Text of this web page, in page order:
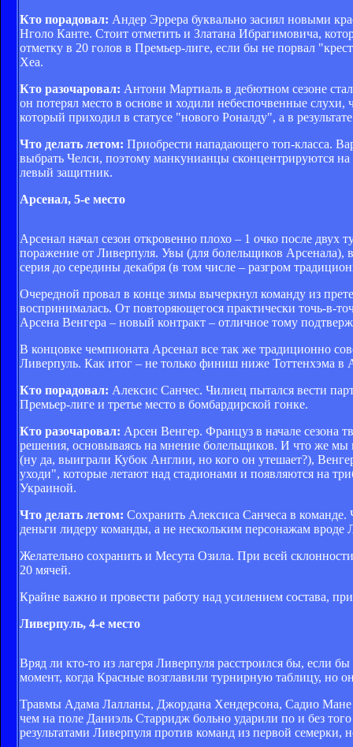
Кто порадовал: Андер Эррера буквально засиял новыми
Нголо Канте. Стоит отметить и Златана Ибрагимовича,
отметку в 20 голов в Премьер-лиге, если бы не порвал
Хеа.
Кто разочаровал: Антони Мартиаль в дебютном сезоне
он потерял место в основе и ходили небеспочвенные
который приходил в статусе "нового Роналду", а в
Что делать летом: Приобрести нападающего топ-класса.
выбрать Челси, поэтому манкунианцы сконцентрируются
левый защитник.
Арсенал, 5-е место
Арсенал начал сезон откровенно плохо – 1 очко после двух
поражение от Ливерпуля. Увы (для болельщиков Арсенала),
серия до середины декабря (в том числе – разгром
Очередной провал в конце зимы вычеркнул команду из
воспринималась. От повторяющегося практически точь-в-
Арсена Венгера – новый контракт – отличное тому
В концовке чемпионата Арсенал все так же традиционно
Ливерпуль. Как итог – не только финиш ниже Тоттенхэма
Кто порадовал: Алексис Санчес. Чилиец пытался вести
Премьер-лиге и третье место в бомбардирской гонке.
Кто разочаровал: Арсен Венгер. Француз в начале сезона
решения, основываясь на мнение болельщиков. И что же мы
(ну да, выиграли Кубок Англии, но кого он утешает?),
уходи", которые летают над стадионами и появляются на
Украиной.
Что делать летом: Сохранить Алексиса Санчеса в
деньги лидеру команды, а не нескольким персонажам вроде
Желательно сохранить и Месута Озила. При всей
20 мячей.
Крайне важно и провести работу над усилением состава,
Ливерпуль, 4-е место
Вряд ли кто-то из лагеря Ливерпуля расстроился бы, если
момент, когда Красные возглавили турнирную таблицу, но
Травмы Адама Лалланы, Джордана Хендерсона, Садио Мане
чем на поле Даниэль Старридж больно ударили по и без
результатами Ливерпуля против команд из первой